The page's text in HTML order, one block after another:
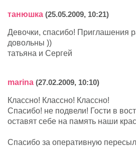
танюшка (25.05.2009, 10:21)
Девочки, спасибо! Приглашения
довольны ))
татьяна и Сергей
marina (27.02.2009, 10:10)
Классно! Классно! Классно!
Спасибо! не подвели! Гости в
оставят себе на память наши
Спасибо за оперативную